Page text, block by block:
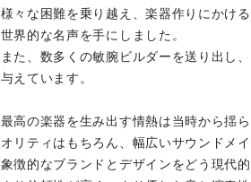
様々な困難を乗り越え、楽器作りにかけ
世界的な名声を手にしました。
また、数多くの敏腕ビルダーを送り出し
与えています。
最高の楽器を生み出す情熱は当時から揺
オリティはもちろん、幅広いサウンドメイ
象徴的なブランドとデザインをどう現代